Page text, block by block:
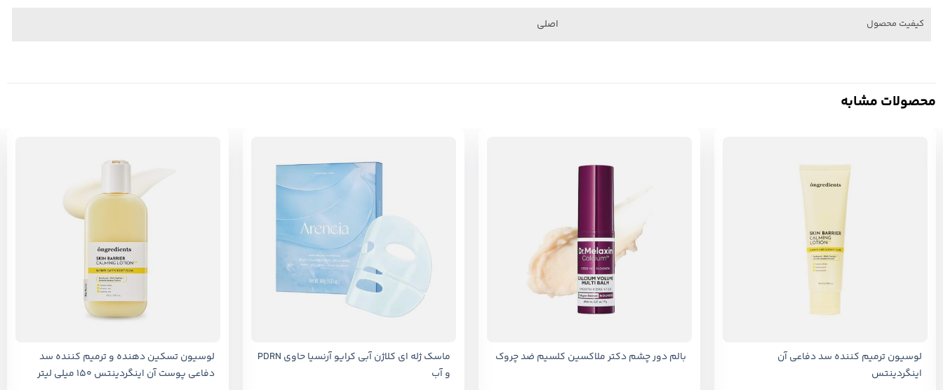
کیفیت محصول اصلی
محصولات مشابه
لوسیون ترمیم کننده سد دفاعی آن
اینگردینتس
بالم دور چشم دکتر ملاکسین کلسیم ضد چروک
ماسک ژله ای کلاژن آبی کرایو آرنسیا حاوی PDRN
و آب
لوسیون تسکین‌ دهنده و ترمیم‌ کننده سد
دفاعی پوست آن اینگردینتس ۱۵۰ میلی لیتر